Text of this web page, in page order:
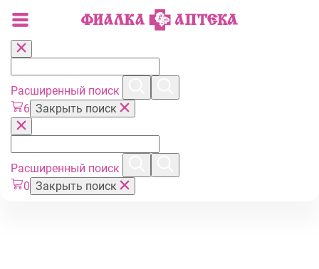
Расширенный поиск
6 Закрыть поиск
Расширенный поиск
0 Закрыть поиск